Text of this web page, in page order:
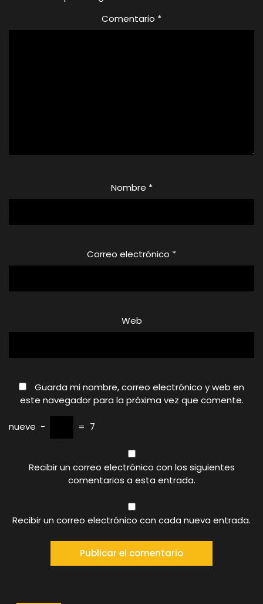
Comentario *
Nombre *
Correo electrónico *
Web
Guarda mi nombre, correo electrónico y web en
este navegador para la próxima vez que comente.
nueve − = 7
Recibir un correo electrónico con los siguientes
comentarios a esta entrada.
Recibir un correo electrónico con cada nueva entrada.